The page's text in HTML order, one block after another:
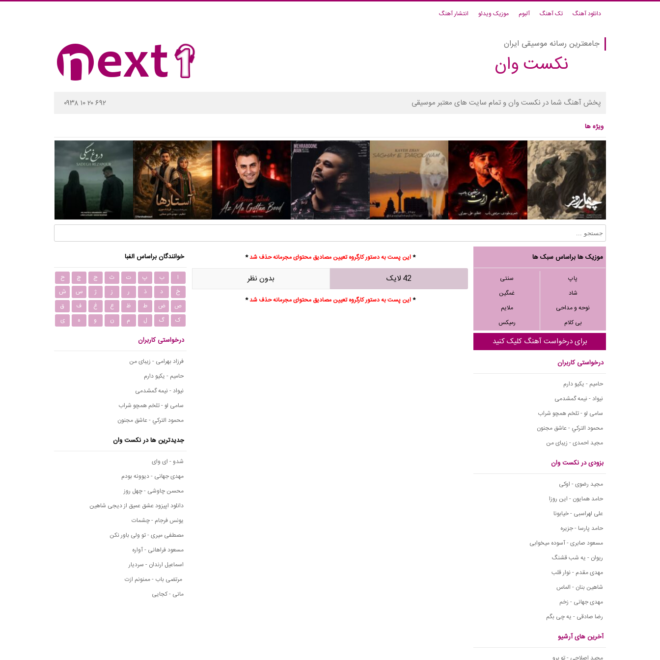
دانلود آهنگ تک آهنگ آلبوم موزیک ویدئو انتشار آهنگ
جامعترین رسانه موسیقی ایران
نکست وان
پخش آهنگ شما در نکست وان و تمام سایت های معتبر موسیقی ۰۹۳۸ ۱۰ ۲۰ ۶۹۲
ویژه ها
موزیک ها براساس سبک ها
پاپ
سنتی
شاد
غمگین
نوحه و مداحی
ملایم
بی کلام
رمیکس
برای درخواست آهنگ کلیک کنید
درخواستی کاربران
حامیم - یکیو دارم
نیواد - نیمه گمشدمی
سامی لو - تلخم همچو شراب
محمود التركي - عاشق مجنون
مجید احمدی - زیبای من
بزودی در نکست وان
مجید رضوی - اوکی
حامد همایون - این روزا
علی لهراسبی - خیابونا
حامد پارسا - جزیره
مسعود صابری - آسوده میخوابی
ریوان - یه شب قشنگ
مهدی مقدم - نوار قلب
شاهین بنان - الماس
مهدی جهانی - زخم
رضا صادقی - یه چی بگم
آخرین های آرشیو
*این پست به دستور کارگروه تعیین مصادیق محتوای مجرمانه حذف شد*
42 لایک بدون نظر
*این پست به دستور کارگروه تعیین مصادیق محتوای مجرمانه حذف شد*
خوانندگان براساس الفبا
ا ب پ ت ث ج چ
ح
خ
د ذ ر ز ژ س
ش
ص
ض ط ظ ع غ ف
ق
ک
گ ل م ن و ه ی
درخواستی کاربران
فرزاد بهرامی - زیبای من
حامیم - یکیو دارم
نیواد - نیمه گمشدمی
سامی لو - تلخم همچو شراب
محمود التركي - عاشق مجنون
جدیدترین ها در نکست وان
شدو - ای وای
مهدی جهانی - دیوونه بودم
محسن چاوشی - چهل روز
دانلود اپیزود عشق عمیق از دیجی شاهین
یونس فرجام - چشمات
مصطفی میری - تو ولی باور نکن
مسعود فراهانی - آواره
اسماعیل ارندان - سردیار
مرتضی باب - ممنونم ازت
مانی - کجایی